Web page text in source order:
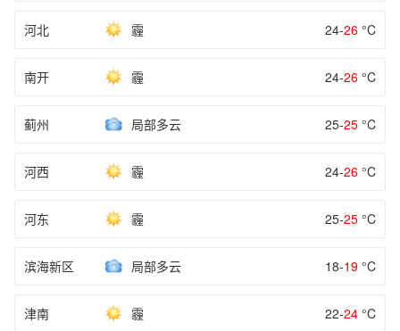
河北 霾 24-26 °C
南开 霾 24-26 °C
蓟州 局部多云 25-25 °C
河西 霾 24-26 °C
河东 霾 25-25 °C
滨海新区 局部多云 18-19 °C
津南 霾 22-24 °C